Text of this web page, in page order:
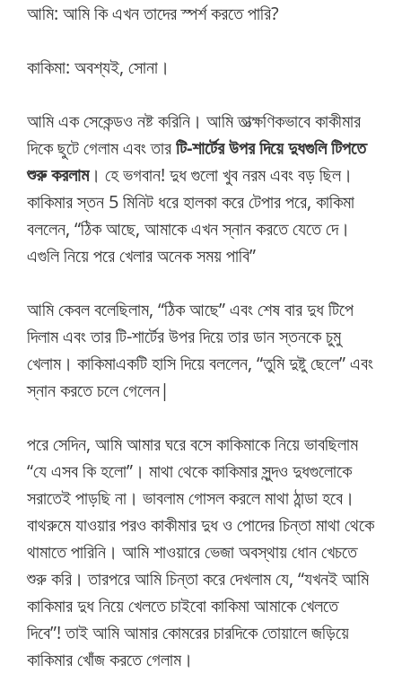
আমি: আমি কি এখন তাদের স্পর্শ করতে পারি?
কাকিমা: অবশ্যই, সোনা।
আমি এক সেকেন্ডও নষ্ট করিনি। আমি তাত্ক্ষণিকভাবে কাকীমার
দিকে ছুটে গেলাম এবং তারটি-শার্টের উপর দিয়ে দুধগুলি টিপতে
শুরু করলাম। হে ভগবান! দুধ গুলো খুব নরম এবং বড় ছিল।
কাকিমার স্তন 5 মিনিট ধরে হালকা করে টেপার পরে, কাকিমা
বললেন, “ঠিক আছে, আমাকে এখন স্নান করতে যেতে দে।
এগুলি নিয়ে পরে খেলার অনেক সময় পাবি”
আমি কেবল বলেছিলাম, “ঠিক আছে” এবং শেষ বার দুধ টিপে
দিলাম এবং তার টি-শার্টের উপর দিয়ে তার ডান স্তনকে চুমু
খেলাম। কাকিমাএকটি হাসি দিয়ে বললেন, “তুমি দুষ্টু ছেলে” এবং
স্নান করতে চলে গেলেন|
পরে সেদিন, আমি আমার ঘরে বসে কাকিমাকে নিয়ে ভাবছিলাম
“যে এসব কি হলো”। মাথা থেকে কাকিমার সুন্দও দুধগুলোকে
সরাতেই পাড়ছি না। ভাবলাম গোসল করলে মাথা ঠান্ডা হবে।
বাথরুমে যাওয়ার পরও কাকীমার দুধ ও পোদের চিন্তা মাথা থেকে
থামাতে পারিনি। আমি শাওয়ারে ভেজা অবস্থায় ধোন খেচতে
শুরু করি। তারপরে আমি চিন্তা করে দেখলাম যে, “যখনই আমি
কাকিমার দুধ নিয়ে খেলতে চাইবো কাকিমা আমাকে খেলতে
দিবে”! তাই আমি আমার কোমরের চারদিকে তোয়ালে জড়িয়ে
কাকিমার খোঁজ করতে গেলাম।